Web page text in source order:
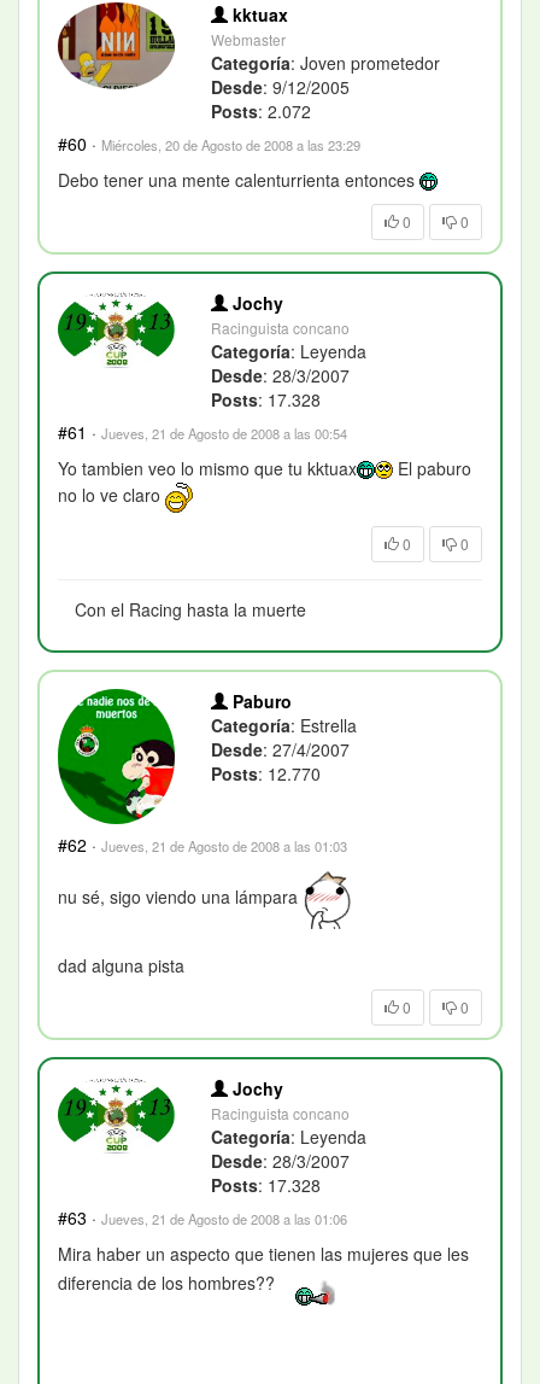
kktuax
Webmaster
Categoría: Joven prometedor
Desde: 9/12/2005
Posts: 2.072
#60 · Miércoles, 20 de Agosto de 2008 a las 23:29
Debo tener una mente calenturrienta entonces
0 0
Jochy
Racinguista concano
Categoría: Leyenda
Desde: 28/3/2007
Posts: 17.328
#61 · Jueves, 21 de Agosto de 2008 a las 00:54
Yo tambien veo lo mismo que tu kktuax
El paburo
no lo ve claro
0 0
Con el Racing hasta la muerte
Paburo
Categoría: Estrella
Desde: 27/4/2007
Posts: 12.770
#62 · Jueves, 21 de Agosto de 2008 a las 01:03
nu sé, sigo viendo una lámpara
dad alguna pista
0 0
Jochy
Racinguista concano
Categoría: Leyenda
Desde: 28/3/2007
Posts: 17.328
#63 · Jueves, 21 de Agosto de 2008 a las 01:06
Mira haber un aspecto que tienen las mujeres que les
diferencia de los hombres??